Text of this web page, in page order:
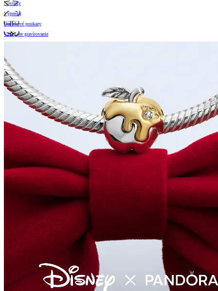
Novinky
Výpredaj
Darčekové poukazy
Vzory pre gravírovanie